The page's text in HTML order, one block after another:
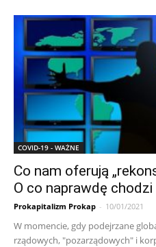
COVID-19 - WAŻNE
Co nam oferują
O co naprawdę chodzi
Prokapitalizm Prokap - 10/01/2021
W momencie, gdy podejrzane
rządowych, "pozarządowych" i